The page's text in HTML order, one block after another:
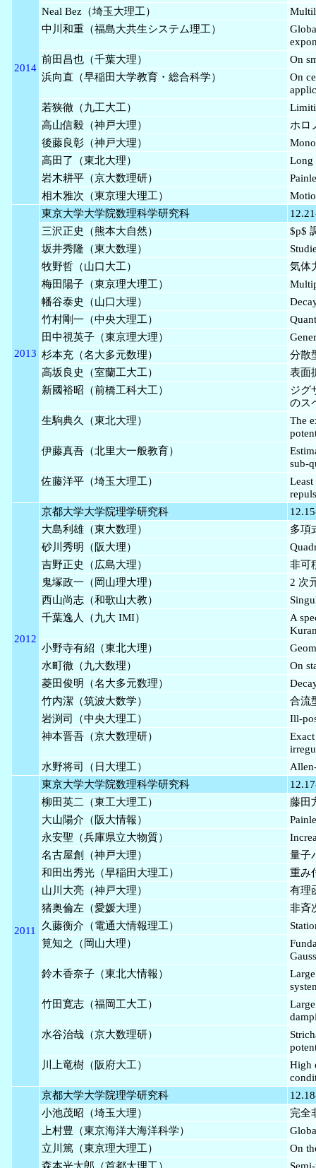
2014
Neal Bez（埼玉大理工）
中川和重（福島大共生システム理工）
前田昌也（千葉大理）
On
浜向直（早稲田大学教育・総合科学）
On
若狭徹（九工大工）
高山信毅（神戸大理）
ホロ
後藤良彰（神戸大理）
高田了（東北大理）
Long
岩木耕平（京大数理研）
相木雅次（東京理大理工）
2013
東京大学大学院数理科学研究科
三沢正史（熊本大自然）
$p$
坂井秀隆（東大数理）
牧野哲（山口大工）
気体
梅田陽子（東京理大理工）
幡谷泰史（山口大理）
竹村剛一（中央大理工）
田中視英子（東京理大理）
杉本充（名大多元数理）
分散
高坂良史（室蘭工大工）
表面
新國裕昭（前橋工科大工）
ジグ
のス
生駒典久（東北大理）
The
伊藤真吾（北里大一般教育）
sub-
佐藤洋平（埼玉大理工）
2012
京都大学大学院理学研究科
大島利雄（東大数理）
多項
砂川秀明（阪大理）
吉野正史（広島大理）
非可
鬼塚政一（岡山理大理）
2 次
西山尚志（和歌山大教）
千葉逸人（九大 IMI）
A
小野寺有紹（東北大理）
水町徹（九大数理）
On
菱田俊明（名大多元数理）
竹内潔（筑波大数学）
合流
岩渕司（中央大理工）
Ill-
神本晋吾（京大数理研）
水野将司（日大理工）
2011
東京大学大学院数理科学研究科
柳田英二（東工大理工）
藤田
大山陽介（阪大情報）
永安聖（兵庫県立大物質）
名古屋創（神戸大理）
量子
和田出秀光（早稲田大理工）
重み
山川大亮（神戸大理）
有理
猪奥倫左（愛媛大理）
非斉
久藤衡介（電通大情報理工）
筧知之（岡山大理）
鈴木香奈子（東北大情報）
竹田寛志（福岡工大工）
水谷治哉（京大数理研）
川上竜樹（阪府大工）
High
京都大学大学院理学研究科
小池茂昭（埼玉大理）
完全
上村豊（東京海洋大海洋科学）
立川篤（東京理大理工）
On
森本光太郎（首都大理工）